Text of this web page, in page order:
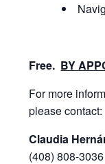
Free. BY
For more
please contact:
Claudia
(408) 808-3036